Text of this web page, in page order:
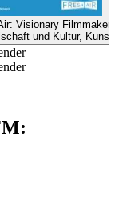
Visionary
und Kultur, Kunst